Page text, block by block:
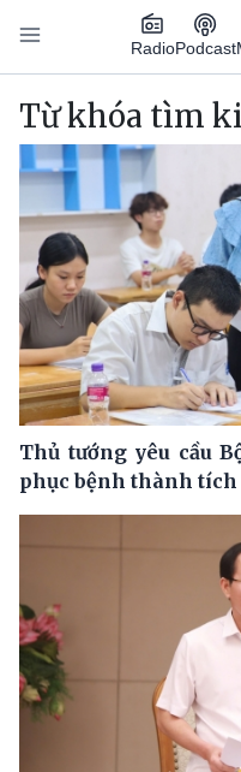
Nhảy đến nội dung
RadioPodcast
Main navigation
Từ khóa tìm
Thủ tướng yêu cầu
phục bệnh thành tích